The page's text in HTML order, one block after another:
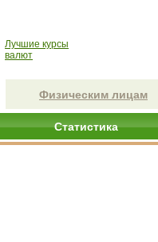
Лучшие курсы
валют
Физическим лицам
Статистика